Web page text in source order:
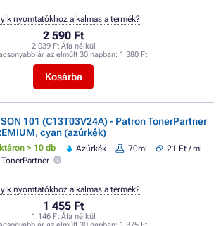
2 590 Ft
2 039 Ft Áfa nélkül
ár az elmúlt 30 napban: 1 380 Ft
Kosárba
nyomtatókhoz alkalmas a termék?
101 (C13T03V24A) - Patron TonerPartner
cyan (azúrkék)
> 10 db Azúrkék 70ml
21 Ft / ml
TonerPartner
1 455 Ft
1 146 Ft Áfa nélkül
nyomtatókhoz alkalmas a termék?